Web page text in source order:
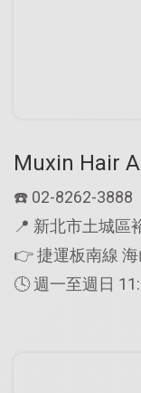
Muxin Hair
☎️ 02-8262-3888
📍 新北市土城區
👉 捷運板南線
🕓 週一至週日